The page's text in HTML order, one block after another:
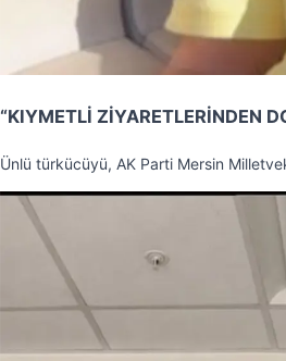
“KIYMETLİ ZİYARETLERİNDEN
Ünlü türkücüyü, AK Parti Mersin